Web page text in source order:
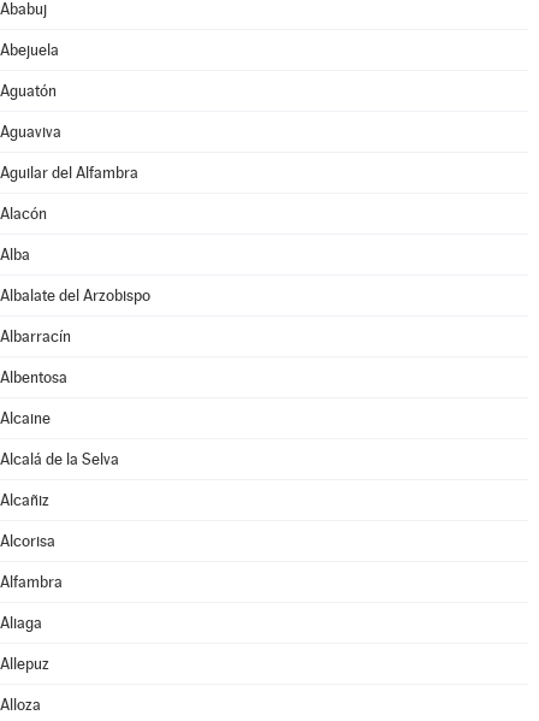
Ababuj
Abejuela
Aguatón
Aguaviva
Aguilar del Alfambra
Alacón
Alba
Albalate del Arzobispo
Albarracín
Albentosa
Alcaine
Alcalá de la Selva
Alcañiz
Alcorisa
Alfambra
Aliaga
Allepuz
Alloza